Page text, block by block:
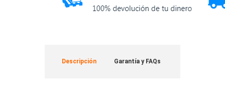
Descripción Garantía y FAQs